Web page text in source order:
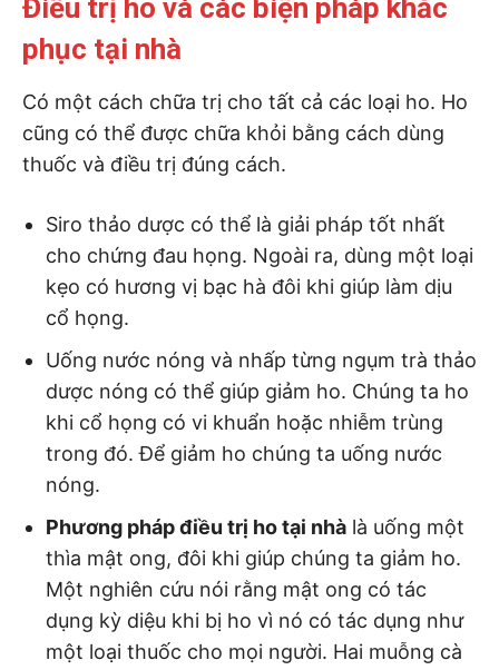
Điều trị ho và các biện pháp khắc
phục tại nhà
Có một cách chữa trị cho tất cả các loại ho. Ho
cũng có thể được chữa khỏi bằng cách dùng
thuốc và điều trị đúng cách.
Siro thảo dược có thể là giải pháp tốt nhất
cho chứng đau họng. Ngoài ra, dùng một loại
kẹo có hương vị bạc hà đôi khi giúp làm dịu
cổ họng.
Uống nước nóng và nhấp từng ngụm trà thảo
dược nóng có thể giúp giảm ho. Chúng ta ho
khi cổ họng có vi khuẩn hoặc nhiễm trùng
trong đó. Để giảm ho chúng ta uống nước
nóng.
Phương pháp điều trị ho tại nhà là uống một
thìa mật ong, đôi khi giúp chúng ta giảm ho.
Một nghiên cứu nói rằng mật ong có tác
dụng kỳ diệu khi bị ho vì nó có tác dụng như
một loại thuốc cho mọi người. Hai muỗng cà